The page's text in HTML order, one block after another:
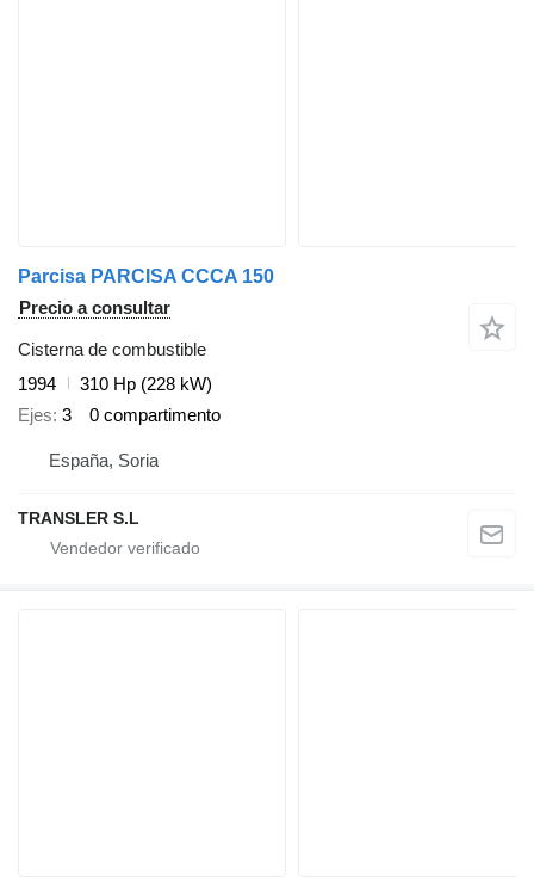
Parcisa PARCISA CCCA 150
Precio a consultar
Cisterna de combustible
1994
310 Hp (228 kW)
Ejes 3 0 compartimento
España, Soria
TRANSLER S.L